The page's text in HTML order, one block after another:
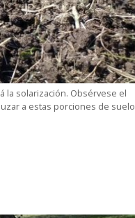
la solarización. Obsérvese el
a estas porciones de suelo